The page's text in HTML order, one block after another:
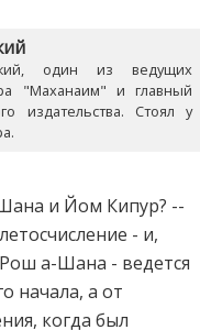
один из ведущих
"Маханаим" и главный
издательства. Стоял у
и Йом Кипур? --
- и,
а-Шана - ведется
начала, а от
когда был